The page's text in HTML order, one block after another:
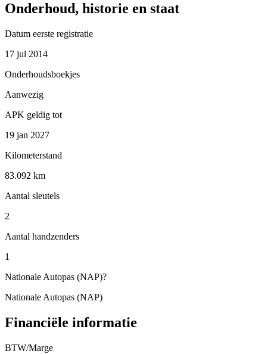
Onderhoud, historie en staat
Datum eerste registratie
17 jul 2014
Onderhoudsboekjes
Aanwezig
APK geldig tot
19 jan 2027
Kilometerstand
83.092 km
Aantal sleutels
2
Aantal handzenders
1
Nationale Autopas (NAP)?
Nationale Autopas (NAP)
Financiële informatie
BTW/Marge